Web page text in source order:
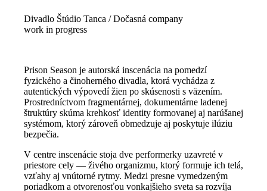
Divadlo Štúdio Tanca / Dočasná company
work in progress
Prison Season je autorská inscenácia na pomedzí
fyzického a činoherného divadla, ktorá vychádza z
autentických výpovedí žien po skúsenosti s väzením.
Prostredníctvom fragmentárnej, dokumentárne ladenej
štruktúry skúma krehkosť identity formovanej aj narúšanej
systémom, ktorý zároveň obmedzuje aj poskytuje ilúziu
bezpečia.
V centre inscenácie stoja dve performerky uzavreté v
priestore cely — živého organizmu, ktorý formuje ich telá,
vzťahy aj vnútorné rytmy. Medzi presne vymedzeným
poriadkom a otvorenosťou vonkajšieho sveta sa rozvíja